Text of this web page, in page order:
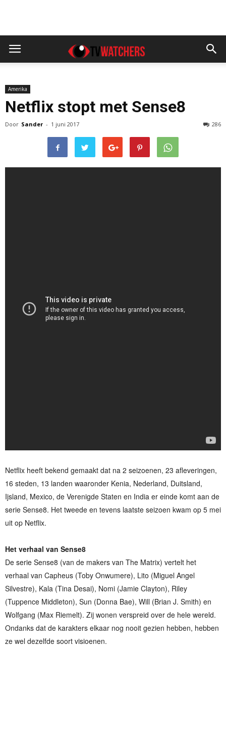
Amerika
Netflix stopt met Sense8
Door Sander - 1 juni 2017 286
Netflix heeft bekend gemaakt dat na 2 seizoenen, 23 afleveringen,
16 steden, 13 landen waaronder Kenia, Nederland, Duitsland,
Ijsland, Mexico, de Verenigde Staten en India er einde komt aan de
serie Sense8. Het tweede en tevens laatste seizoen kwam op 5 mei
uit op Netflix.
Het verhaal van Sense8
De serie Sense8 (van de makers van The Matrix) vertelt het
verhaal van Capheus (Toby Onwumere), Lito (Miguel Angel
Silvestre), Kala (Tina Desai), Nomi (Jamie Clayton), Riley
(Tuppence Middleton), Sun (Donna Bae), Will (Brian J. Smith) en
Wolfgang (Max Riemelt). Zij wonen verspreid over de hele wereld.
Ondanks dat de karakters elkaar nog nooit gezien hebben, hebben
ze wel dezelfde soort visioenen.